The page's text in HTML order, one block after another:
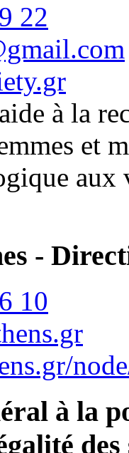
22
à la
et
aux
-
10
à la
des